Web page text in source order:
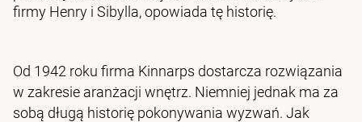
firmy Henry i Sibylla, opowiada tę historię.
Od 1942 roku firma Kinnarps dostarcza rozwiązania
w zakresie aranżacji wnętrz. Niemniej jednak ma za
sobą długą historię pokonywania wyzwań. Jak